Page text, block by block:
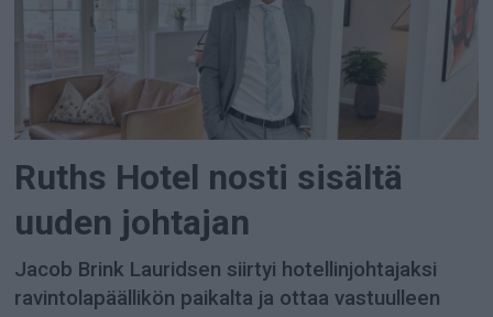
Ruths Hotel nosti sisältä
uuden johtajan
Jacob Brink Lauridsen siirtyi hotellinjohtajaksi
ravintolapäällikön paikalta ja ottaa vastuulleen